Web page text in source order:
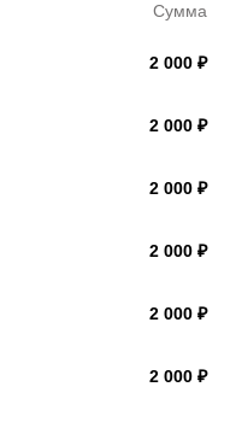
Сумма
2 000 ₽
2 000 ₽
2 000 ₽
2 000 ₽
2 000 ₽
2 000 ₽